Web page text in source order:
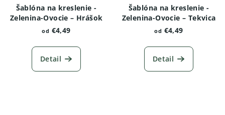
Šablóna na kreslenie -
Zelenina-Ovocie – Hrášok
od €4,49
Detail
Šablóna na kreslenie -
Zelenina-Ovocie – Tekvica
od €4,49
Detail